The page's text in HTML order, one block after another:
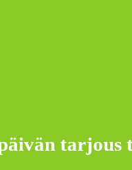
tarjous